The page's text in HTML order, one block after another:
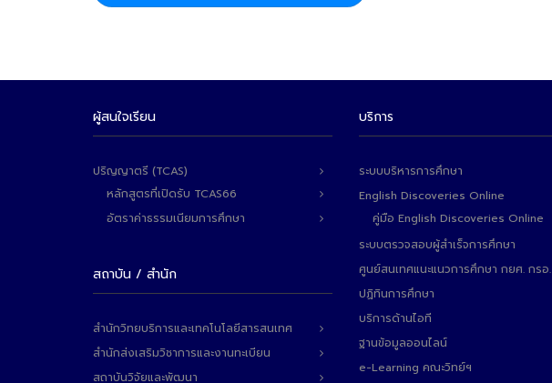
ผู้สนใจเรียน
ปริญญาตรี (TCAS)
หลักสูตรที่เปิดรับ TCAS66
อัตราค่าธรรมเนียมการศึกษา
สถาบัน / สำนัก
สำนักวิทยบริการและเทคโนโลยีสารสนเทศ
สำนักส่งเสริมวิชาการและงานทะเบียน
สถาบันวิจัยและพัฒนา
บริการ
ระบบบริหารการศึกษา
English Discoveries Online
คู่มือ English Discoveries Online
ระบบตรวจสอบผู้สำเร็จการศึกษา
ศูนย์สนเทศแนะแนวการศึกษา กยศ. กรอ.
ปฏิทินการศึกษา
บริการด้านไอที
ฐานข้อมูลออนไลน์
e-Learning คณะวิทย์ฯ